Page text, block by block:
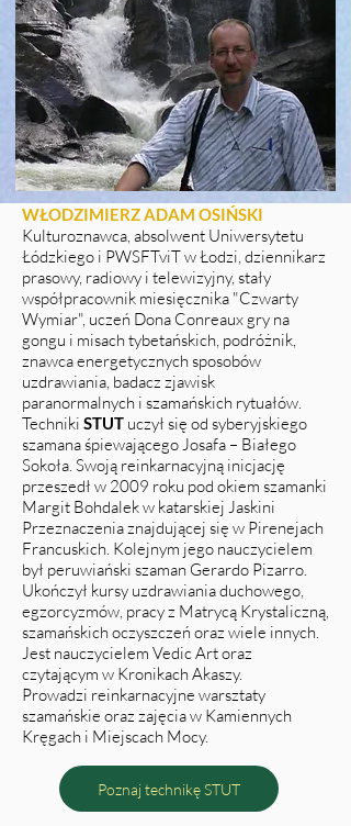
WŁODZIMIERZ ADAM OSIŃSKI
Kulturoznawca, absolwent Uniwersytetu
Łódzkiego i PWSFTviT w Łodzi, dziennikarz
prasowy, radiowy i telewizyjny, stały
współpracownik miesięcznika "Czwarty
Wymiar", uczeń Dona Conreaux gry na
gongu i misach tybetańskich, podróżnik,
znawca energetycznych sposobów
uzdrawiania, badacz zjawisk
paranormalnych i szamańskich rytuałów.
Techniki STUT uczył się od syberyjskiego
szamana śpiewającego Josafa – Białego
Sokoła. Swoją reinkarnacyjną inicjację
przeszedł w 2009 roku pod okiem szamanki
Margit Bohdalek w katarskiej Jaskini
Przeznaczenia znajdującej się w Pirenejach
Francuskich. Kolejnym jego nauczycielem
był peruwiański szaman Gerardo Pizarro.
Ukończył kursy uzdrawiania duchowego,
egzorcyzmów, pracy z Matrycą Krystaliczną,
szamańskich oczyszczeń oraz wiele innych.
Jest nauczycielem Vedic Art oraz
czytającym w Kronikach Akaszy.
Prowadzi reinkarnacyjne warsztaty
szamańskie oraz zajęcia w Kamiennych
Kręgach i Miejscach Mocy.
Poznaj technikę STUT